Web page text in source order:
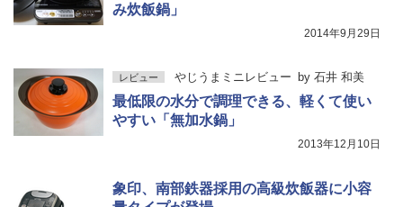
み炊飯鍋」
2014年9月29日
レビュー やじうまミニレビュー by 石井 和美
最低限の水分で調理できる、軽くて使い
やすい「無加水鍋」
2013年12月10日
象印、南部鉄器採用の高級炊飯器に小容